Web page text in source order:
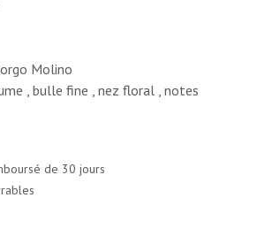
Molino
, bulle fine , nez floral , notes
de 30 jours